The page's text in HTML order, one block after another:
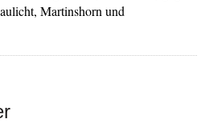
Martinshorn und